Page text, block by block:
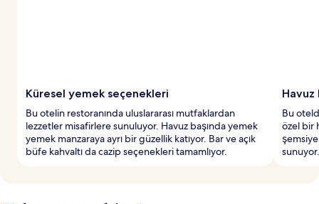
Küresel yemek seçenekleri
Bu otelin restoranında uluslararası mutfaklardan
lezzetler misafirlere sunuluyor. Havuz başında yemek
yemek manzaraya ayrı bir güzellik katıyor. Bar ve açık
büfe kahvaltı da cazip seçenekleri tamamlıyor.
Havuz
Bu
özel bir
sunuyor.